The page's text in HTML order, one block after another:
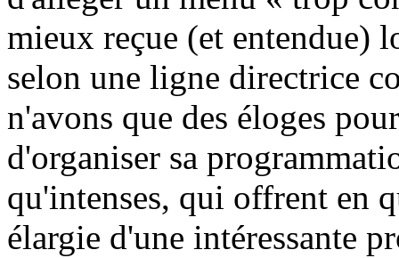
mieux reçue (et entendue)
selon une ligne directrice
n'avons que des éloges
d'organiser sa
qu'intenses, qui offrent en
élargie d'une intéressante